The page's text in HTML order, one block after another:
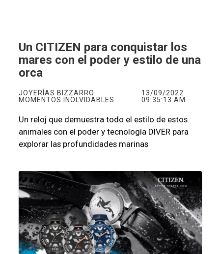
Un CITIZEN para conquistar los
mares con el poder y estilo de una
orca
JOYERÍAS BIZZARRO
MOMENTOS INOLVIDABLES
13/09/2022
09:35:13 AM
Un reloj que demuestra todo el estilo de estos
animales con el poder y tecnología DIVER para
explorar las profundidades marinas